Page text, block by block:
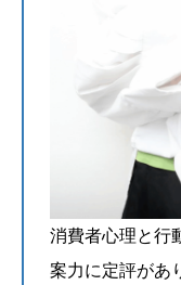
消費者心理と行
案力に定評があ